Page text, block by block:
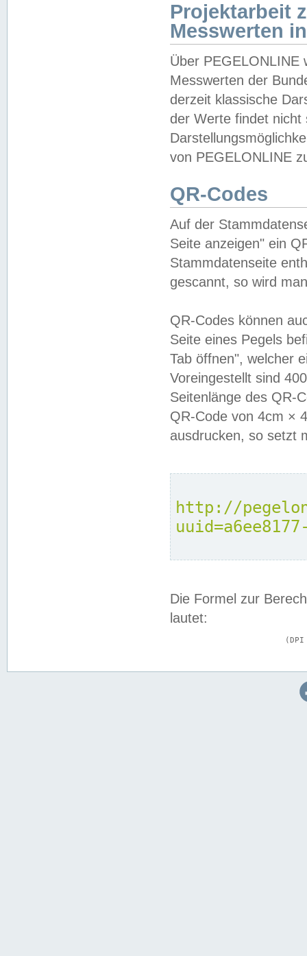
Projektarbeit
Messwerten
Über PEGELONLINE
Messwerten der
derzeit klassische
der Werte findet
von PEGELONLINE
QR-Codes
Auf der
Seite anzeigen" ein
Stammdatenseite
gescannt, so wird
QR-Codes können
Seite eines Pegels
Tab öffnen", welcher
Voreingestellt sind
Seitenlänge des QR-
QR-Code von 4cm ×
ausdrucken, so setzt
http://
Die Formel zur
lautet: